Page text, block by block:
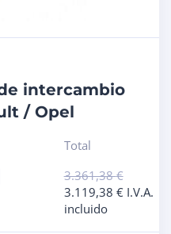
intercambio
/ Opel
Total
3.361,38€
3.119,38 € I.V.A.
incluido